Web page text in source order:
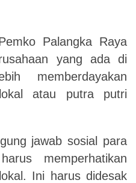
Palangka Raya
yang ada di
memberdayakan
atau putra putri
jawab sosial para
memperhatikan
Ini harus didesak